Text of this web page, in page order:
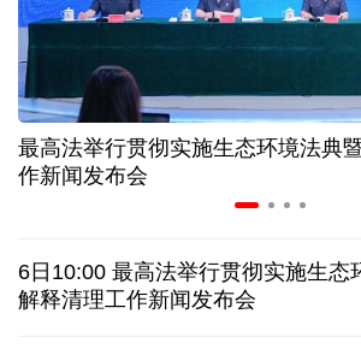
非必要不乱花 医保个人账户里的钱
"校园贷"换上"新马甲" 警惕暑假期
2026暑期档票房破85亿 已连续30
探访泰缅“死亡铁路”，见证日本军国
最高法举行贯彻实施生态环境法典
作新闻发布会
6日10:00 最高法举行贯彻实施生态
解释清理工作新闻发布会